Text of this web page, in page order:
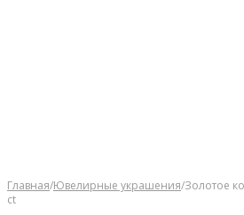
Главная/Ювелирные украшения/Золотое
ct